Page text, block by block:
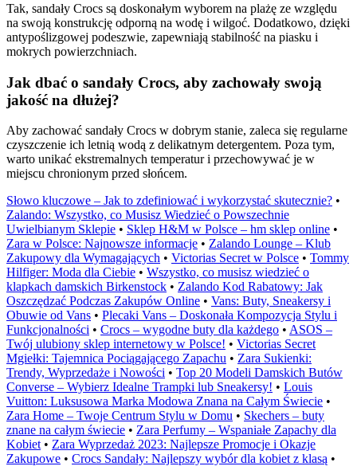
Tak, sandały Crocs są doskonałym wyborem na plażę ze względu
na swoją konstrukcję odporną na wodę i wilgoć. Dodatkowo, dzięki
antypoślizgowej podeszwie, zapewniają stabilność na piasku i
mokrych powierzchniach.
Jak dbać o sandały Crocs, aby zachowały swoją
jakość na dłużej?
Aby zachować sandały Crocs w dobrym stanie, zaleca się regularne
czyszczenie ich letnią wodą z delikatnym detergentem. Poza tym,
warto unikać ekstremalnych temperatur i przechowywać je w
miejscu chronionym przed słońcem.
Słowo kluczowe – Jak to zdefiniować i wykorzystać skutecznie? •
Zalando: Wszystko, co Musisz Wiedzieć o Powszechnie
Uwielbianym Sklepie • Sklep H&M w Polsce – hm sklep online •
Zara w Polsce: Najnowsze informacje • Zalando Lounge – Klub
Zakupowy dla Wymagających • Victorias Secret w Polsce • Tommy
Hilfiger: Moda dla Ciebie • Wszystko, co musisz wiedzieć o
klapkach damskich Birkenstock • Zalando Kod Rabatowy: Jak
Oszczędzać Podczas Zakupów Online • Vans: Buty, Sneakersy i
Obuwie od Vans • Plecaki Vans – Doskonała Kompozycja Stylu i
Funkcjonalności • Crocs – wygodne buty dla każdego • ASOS –
Twój ulubiony sklep internetowy w Polsce! • Victorias Secret
Mgiełki: Tajemnica Pociągającego Zapachu • Zara Sukienki:
Trendy, Wyprzedaże i Nowości • Top 20 Modeli Damskich Butów
Converse – Wybierz Idealne Trampki lub Sneakersy! • Louis
Vuitton: Luksusowa Marka Modowa Znana na Całym Świecie •
Zara Home – Twoje Centrum Stylu w Domu • Skechers – buty
znane na całym świecie • Zara Perfumy – Wspaniałe Zapachy dla
Kobiet • Zara Wyprzedaż 2023: Najlepsze Promocje i Okazje
Zakupowe • Crocs Sandały: Najlepszy wybór dla kobiet z klasą •